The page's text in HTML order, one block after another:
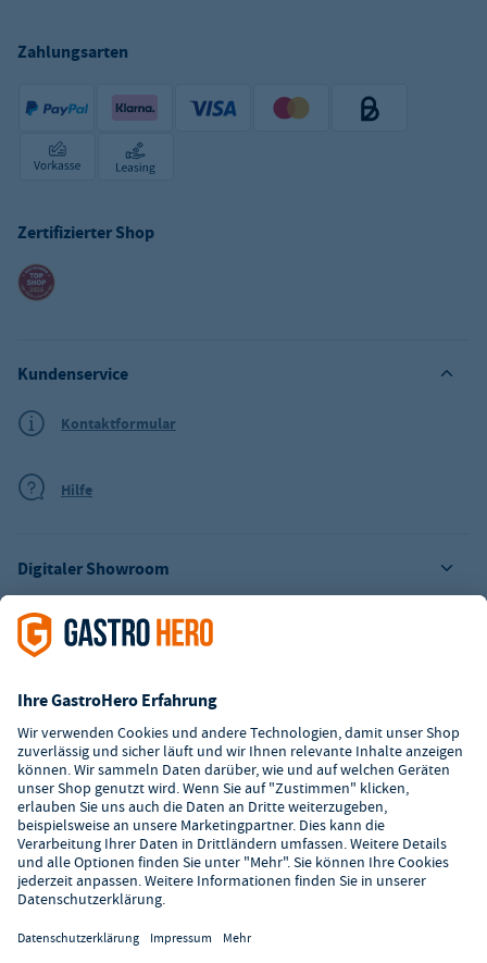
Zahlungsarten
Zertifizierter Shop
Über GastroHero
Digitaler Showroom
Kundenservice
Kontaktformular
Hilfe
Alle Abbildungen ähnlich. Einige Zahlungsarten
könnenZusatzkosten verursachen.
² Unverbindl. Preisempfehlung des Herstellers
*Ab einem Mbw. von 350€ netto. Bis dahin gelten Versandkosten
i.H.v. 7,90€ (zzgl. Mwst.)
**Die Tiefpreisgarantie ist nicht mit anderen Aktionen oder